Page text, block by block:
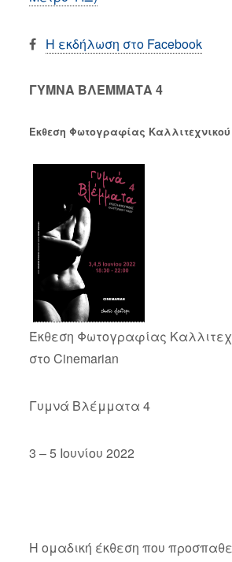
Η εκδήλωση στο Facebook
ΓΥΜΝΑ ΒΛΕΜΜΑΤΑ 4
Έκθεση Φωτογραφίας
Έκθεση Φωτογραφίας
στο Cinemarian
Γυμνά Βλέμματα 4
3 – 5 Ιουνίου 2022
Η ομαδική έκθεση που